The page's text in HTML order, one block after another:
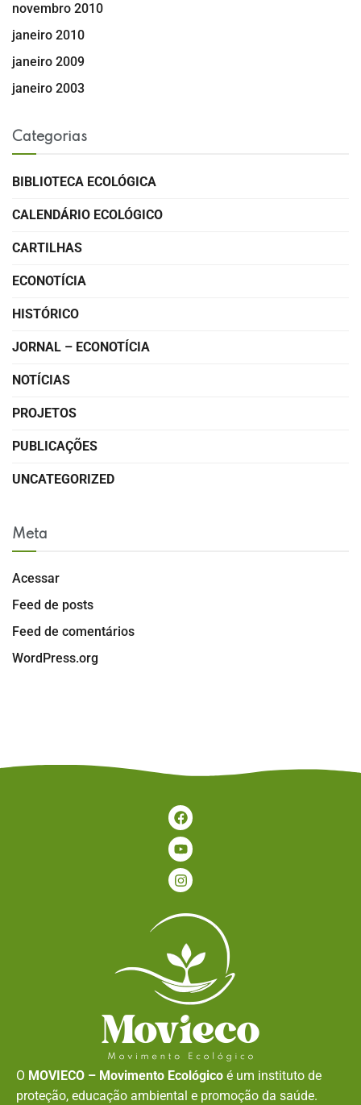
novembro 2010
janeiro 2010
janeiro 2009
janeiro 2003
Categorias
BIBLIOTECA ECOLÓGICA
CALENDÁRIO ECOLÓGICO
CARTILHAS
ECONOTÍCIA
HISTÓRICO
JORNAL – ECONOTÍCIA
NOTÍCIAS
PROJETOS
PUBLICAÇÕES
UNCATEGORIZED
Meta
Acessar
Feed de posts
Feed de comentários
WordPress.org
O MOVIECO – Movimento Ecológico é um instituto de
proteção, educação ambiental e promoção da saúde.